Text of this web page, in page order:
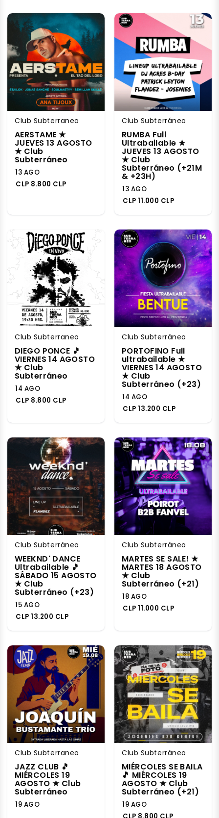
Club Subterraneo
AERSTAME ★
JUEVES 13 AGOSTO
★ Club
Subterráneo
13 AGO
CLP 8.800 CLP
Club Subterráneo
RUMBA Full
Ultrabailable ★
JUEVES 13 AGOSTO
★ Club
Subterráneo (+21M
& +23H)
13 AGO
CLP 11.000 CLP
Club Subterraneo
DIEGO PONCE 🎵
VIERNES 14 AGOSTO
★ Club
Subterráneo
14 AGO
CLP 8.800 CLP
Club Subterráneo
PORTOFINO Full
ultrabailable ★
VIERNES 14 AGOSTO
★ Club
Subterráneo (+23)
14 AGO
CLP 13.200 CLP
Club Subterráneo
WEEKND' DANCE
Ultrabailable 🎵
SÁBADO 15 AGOSTO
★ Club
Subterráneo (+23)
15 AGO
CLP 13.200 CLP
Club Subterráneo
MARTES SE SALE! ★
MARTES 18 AGOSTO
★ Club
Subterráneo (+21)
18 AGO
CLP 11.000 CLP
Club Subterraneo
JAZZ CLUB 🎵
MIÉRCOLES 19
AGOSTO ★ Club
Subterráneo
19 AGO
Club Subterráneo
MIÉRCOLES SE BAILA
🎵 MIÉRCOLES 19
AGOSTO ★ Club
Subterráneo (+21)
19 AGO